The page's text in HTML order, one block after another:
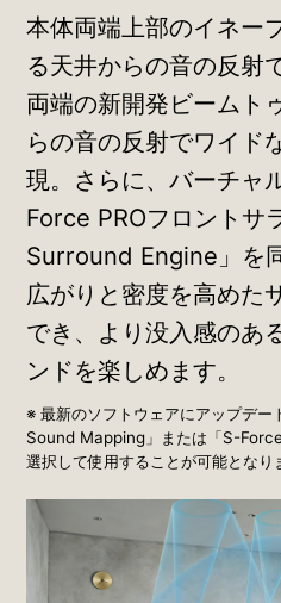
本体両端上部のイネー
る天井からの音の反射
両端の新開発ビームト
らの音の反射でワイド
現。さらに、バーチャ
Force PROフロントサ
Surround Engine」を
広がりと密度を高めた
でき、より没入感のあ
ンドを楽しめます。
※ 最新のソフトウェアにアップデ
Sound Mapping」または「S-
選択して使用することが可能となり